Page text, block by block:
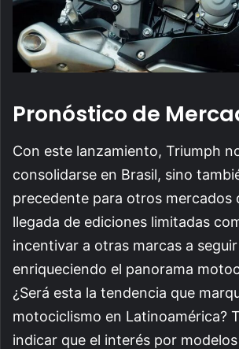
Pronóstico de
Con este lanzamiento, Triumph
consolidarse en Brasil, sino
precedente para otros mercados
llegada de ediciones limitadas
incentivar a otras marcas a
enriqueciendo el panorama
¿Será esta la tendencia que
motociclismo en Latinoamérica?
indicar que el interés por